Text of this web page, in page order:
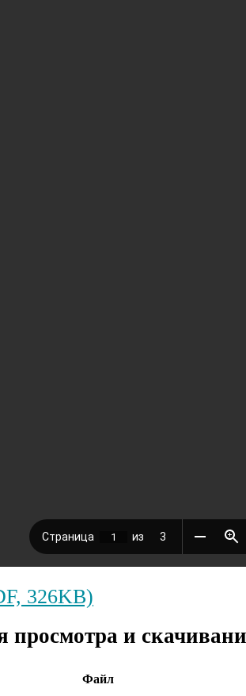
326KB)
просмотра и
Файл